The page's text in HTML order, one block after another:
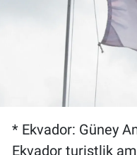
* Ekvador: Güney
Ekvador turistlik